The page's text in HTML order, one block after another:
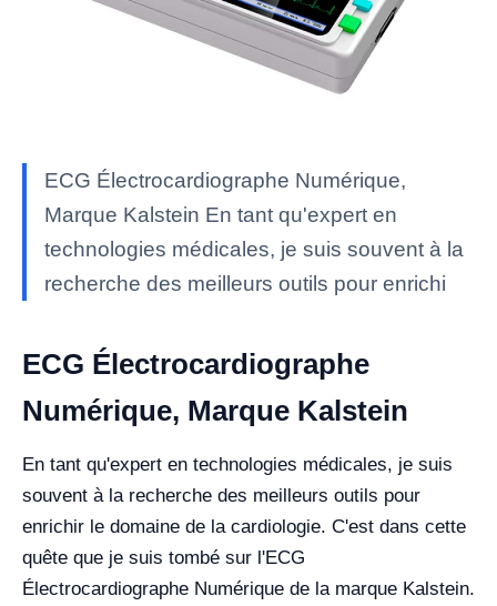
ECG Électrocardiographe Numérique,
Marque Kalstein En tant qu'expert en
technologies médicales, je suis souvent à la
recherche des meilleurs outils pour enrichi
ECG Électrocardiographe
Numérique, Marque Kalstein
En tant qu'expert en technologies médicales, je suis
souvent à la recherche des meilleurs outils pour
enrichir le domaine de la cardiologie. C'est dans cette
quête que je suis tombé sur l'ECG
Électrocardiographe Numérique de la marque Kalstein.